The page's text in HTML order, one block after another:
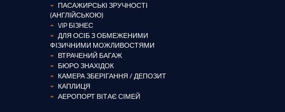
ПАСАЖИРСЬКІ ЗРУЧНОСТІ
(АНГЛІЙСЬКОЮ)
VIP БІЗНЕС
ДЛЯ ОСІБ З ОБМЕЖЕНИМИ
ФІЗИЧНИМИ МОЖЛИВОСТЯМИ
ВТРАЧЕНИЙ БАГАЖ
БЮРО ЗНАХІДОК
КАМЕРА ЗБЕРІГАННЯ / ДЕПОЗИТ
КАПЛИЦЯ
АЕРОПОРТ ВІТАЄ СІМЕЙ